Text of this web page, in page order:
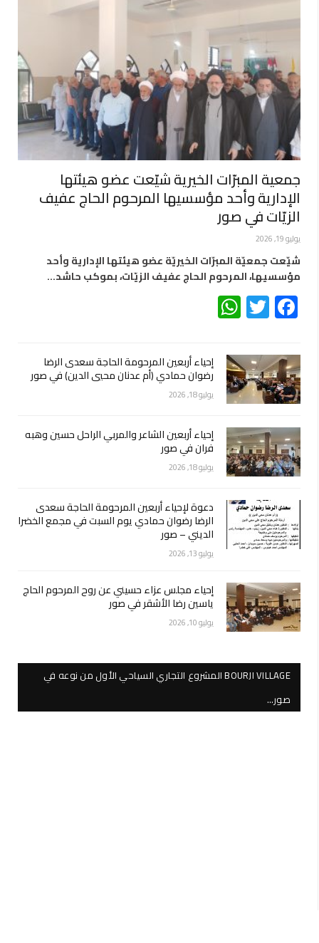
جمعية المبرّات الخيرية شيّعت عضو هيئتها
الإدارية وأحد مؤسسيها المرحوم الحاج عفيف
الزيّات في صور
يوليو 19, 2026
شيّعت جمعيّة المبرّات الخيريّة عضو هيئتها الإدارية وأحد
مؤسسيها، المرحوم الحاج عفيف الزيّات، بموكب حاشد…
Facebook
Twitter
إحياء أربعين المرحومة الحاجة سعدى الرضا
رضوان حمادي (أم عدنان محيي الدين) في صور
يوليو 18, 2026
إحياء أربعين الشاعر والمربي الراحل حسين وهبه
فران في صور
يوليو 18, 2026
دعوة لإحياء أربعين المرحومة الحاجة سعدى
الرضا رضوان حمادي يوم السبت في مجمع الخضرا
الديني – صور
يوليو 13, 2026
إحياء مجلس عزاء حسيني عن روح المرحوم الحاج
ياسين رضا الأشقر في صور
يوليو 10, 2026
BOURJI VILLAGE المشروع التجاري السياحي الأول من نوعه في
صور…